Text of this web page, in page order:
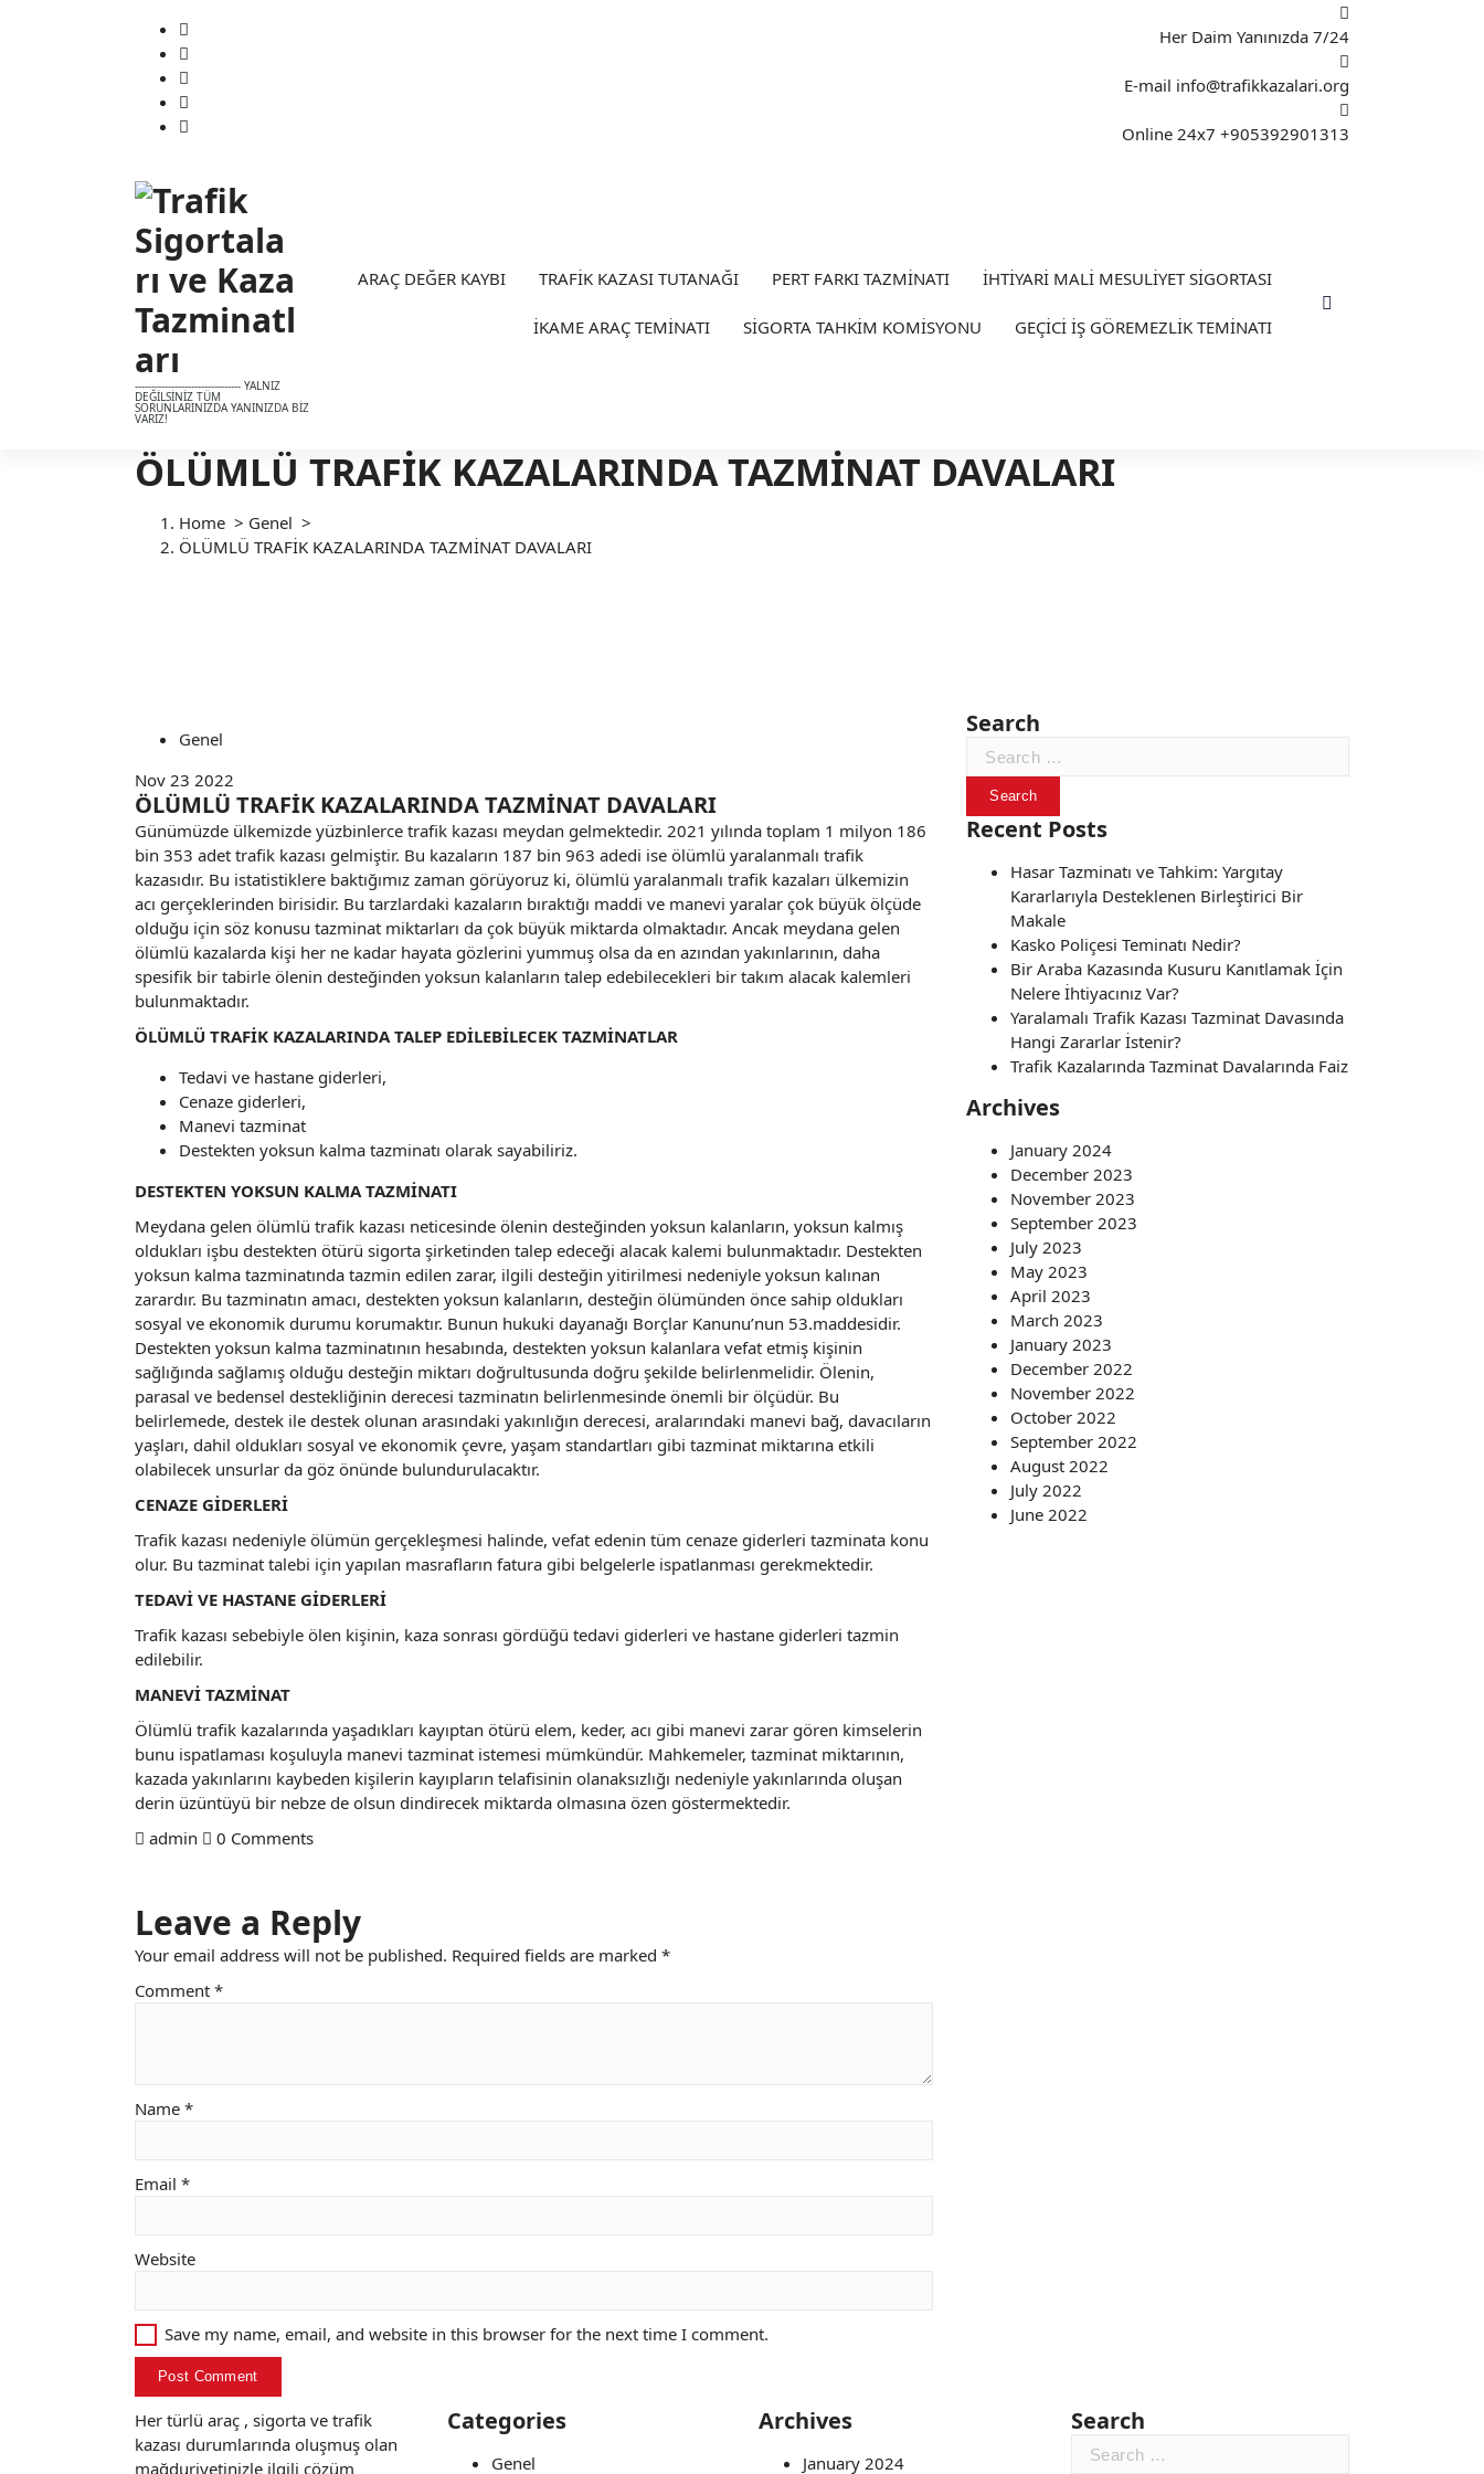
Her Daim Yanınızda 7/24
E-mail info@trafikkazalari.org
Online 24x7 +905392901313
-------------------------------- YALNIZ
DEĞİLSİNİZ TÜM
SORUNLARINIZDA YANINIZDA BİZ
VARIZ!
ARAÇ DEĞER KAYBI TRAFİK KAZASI TUTANAĞI PERT FARKI TAZMİNATI İHTİYARİ MALİ MESULİYET SİGORTASI
İKAME ARAÇ TEMİNATI SİGORTA TAHKİM KOMİSYONU GEÇİCİ İŞ GÖREMEZLİK TEMİNATI
ÖLÜMLÜ TRAFİK KAZALARINDA TAZMİNAT DAVALARI
Home > Genel >
ÖLÜMLÜ TRAFİK KAZALARINDA TAZMİNAT DAVALARI
Genel
Nov 23 2022
ÖLÜMLÜ TRAFİK KAZALARINDA TAZMİNAT DAVALARI
Günümüzde ülkemizde yüzbinlerce trafik kazası meydan gelmektedir. 2021 yılında toplam 1 milyon 186
bin 353 adet trafik kazası gelmiştir. Bu kazaların 187 bin 963 adedi ise ölümlü yaralanmalı trafik
kazasıdır. Bu istatistiklere baktığımız zaman görüyoruz ki, ölümlü yaralanmalı trafik kazaları ülkemizin
acı gerçeklerinden birisidir. Bu tarzlardaki kazaların bıraktığı maddi ve manevi yaralar çok büyük ölçüde
olduğu için söz konusu tazminat miktarları da çok büyük miktarda olmaktadır. Ancak meydana gelen
ölümlü kazalarda kişi her ne kadar hayata gözlerini yummuş olsa da en azından yakınlarının, daha
spesifik bir tabirle ölenin desteğinden yoksun kalanların talep edebilecekleri bir takım alacak kalemleri
bulunmaktadır.
ÖLÜMLÜ TRAFİK KAZALARINDA TALEP EDİLEBİLECEK TAZMİNATLAR
Tedavi ve hastane giderleri,
Cenaze giderleri,
Manevi tazminat
Destekten yoksun kalma tazminatı olarak sayabiliriz.
DESTEKTEN YOKSUN KALMA TAZMİNATI
Meydana gelen ölümlü trafik kazası neticesinde ölenin desteğinden yoksun kalanların, yoksun kalmış
oldukları işbu destekten ötürü sigorta şirketinden talep edeceği alacak kalemi bulunmaktadır. Destekten
yoksun kalma tazminatında tazmin edilen zarar, ilgili desteğin yitirilmesi nedeniyle yoksun kalınan
zarardır. Bu tazminatın amacı, destekten yoksun kalanların, desteğin ölümünden önce sahip oldukları
sosyal ve ekonomik durumu korumaktır. Bunun hukuki dayanağı Borçlar Kanunu’nun 53.maddesidir.
Destekten yoksun kalma tazminatının hesabında, destekten yoksun kalanlara vefat etmiş kişinin
sağlığında sağlamış olduğu desteğin miktarı doğrultusunda doğru şekilde belirlenmelidir. Ölenin,
parasal ve bedensel destekliğinin derecesi tazminatın belirlenmesinde önemli bir ölçüdür. Bu
belirlemede, destek ile destek olunan arasındaki yakınlığın derecesi, aralarındaki manevi bağ, davacıların
yaşları, dahil oldukları sosyal ve ekonomik çevre, yaşam standartları gibi tazminat miktarına etkili
olabilecek unsurlar da göz önünde bulundurulacaktır.
CENAZE GİDERLERİ
Trafik kazası nedeniyle ölümün gerçekleşmesi halinde, vefat edenin tüm cenaze giderleri tazminata konu
olur. Bu tazminat talebi için yapılan masrafların fatura gibi belgelerle ispatlanması gerekmektedir.
TEDAVİ VE HASTANE GİDERLERİ
Trafik kazası sebebiyle ölen kişinin, kaza sonrası gördüğü tedavi giderleri ve hastane giderleri tazmin
edilebilir.
MANEVİ TAZMİNAT
Ölümlü trafik kazalarında yaşadıkları kayıptan ötürü elem, keder, acı gibi manevi zarar gören kimselerin
bunu ispatlaması koşuluyla manevi tazminat istemesi mümkündür. Mahkemeler, tazminat miktarının,
kazada yakınlarını kaybeden kişilerin kayıpların telafisinin olanaksızlığı nedeniyle yakınlarında oluşan
derin üzüntüyü bir nebze de olsun dindirecek miktarda olmasına özen göstermektedir.
admin
0 Comments
Leave a Reply
Your email address will not be published. Required fields are marked *
Comment *
Name *
Email *
Website
Save my name, email, and website in this browser for the next time I comment.
Search
Search
for:
Recent Posts
Hasar Tazminatı ve Tahkim: Yargıtay
Kararlarıyla Desteklenen Birleştirici Bir
Makale
Kasko Poliçesi Teminatı Nedir?
Bir Araba Kazasında Kusuru Kanıtlamak İçin
Nelere İhtiyacınız Var?
Yaralamalı Trafik Kazası Tazminat Davasında
Hangi Zararlar İstenir?
Trafik Kazalarında Tazminat Davalarında Faiz
Archives
January 2024
December 2023
November 2023
September 2023
July 2023
May 2023
April 2023
March 2023
January 2023
December 2022
November 2022
October 2022
September 2022
August 2022
July 2022
June 2022
Her türlü araç , sigorta ve trafik
kazası durumlarında oluşmuş olan
mağduriyetinizle ilgili çözüm
Categories
Genel
Archives
January 2024
Search
Search